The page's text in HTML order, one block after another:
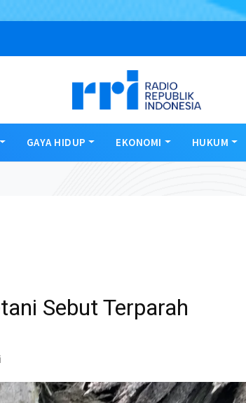
GAYA HIDUP EKONOMI HUKUM
Sebut Terparah